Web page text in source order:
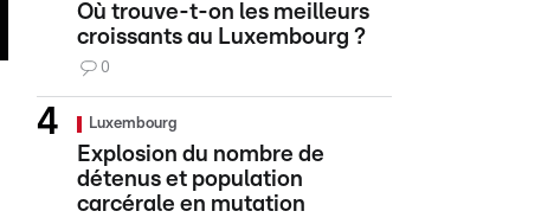
Où trouve-t-on les meilleurs
croissants au Luxembourg ?
0
Luxembourg
Explosion du nombre de
détenus et population
carcérale en mutation